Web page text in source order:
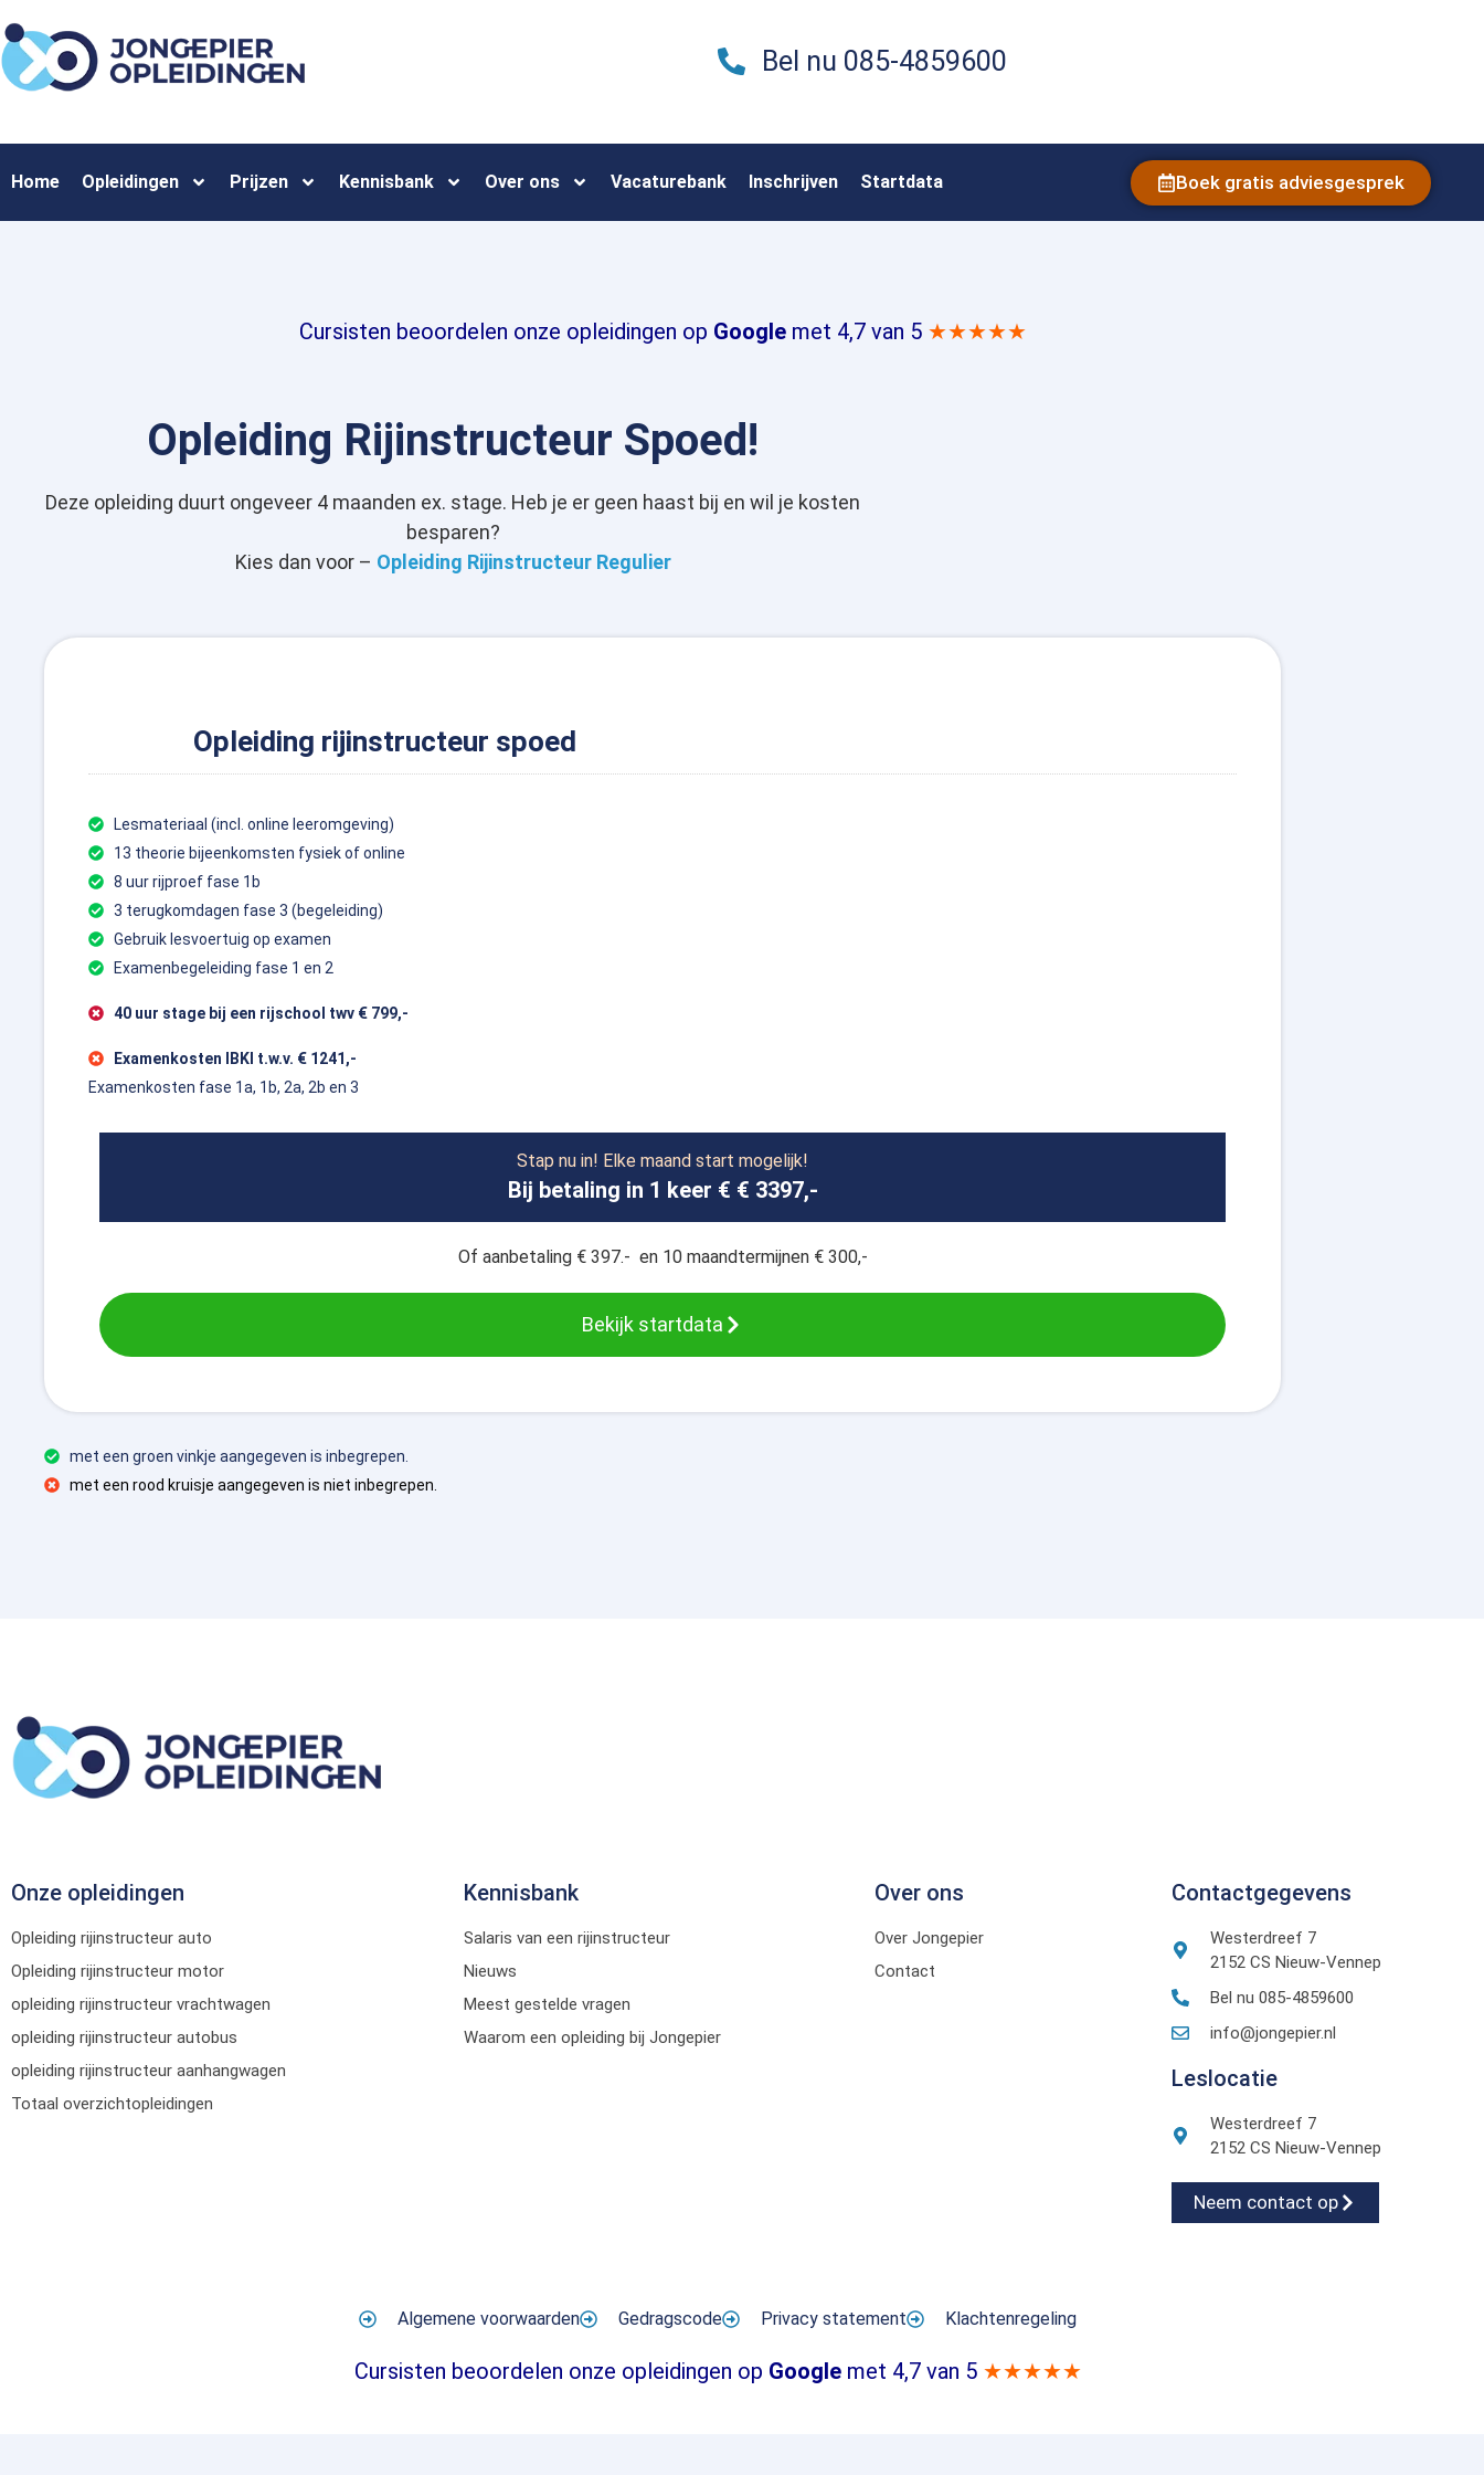
Bel nu 085-4859600
Home Opleidingen Prijzen Kennisbank Over ons Vacaturebank Inschrijven Startdata Boek gratis adviesgesprek
Cursisten beoordelen onze opleidingen op Googlemet 4,7 van 5 ★★★★★
Opleiding Rijinstructeur Spoed!
Deze opleiding duurt ongeveer 4 maanden ex. stage. Heb je er geen haast bij en wil je kosten
besparen?
Kies dan voor – Opleiding Rijinstructeur Regulier
Opleiding rijinstructeur spoed
Lesmateriaal (incl. online leeromgeving)
13 theorie bijeenkomsten fysiek of online
8 uur rijproef fase 1b
3 terugkomdagen fase 3 (begeleiding)
Gebruik lesvoertuig op examen
Examenbegeleiding fase 1 en 2
40 uur stage bij een rijschool twv € 799,-
Examenkosten IBKI t.w.v. € 1241,-
Examenkosten fase 1a, 1b, 2a, 2b en 3
Stap nu in! Elke maand start mogelijk!
Bij betaling in 1 keer € € 3397,-
Of aanbetaling € 397.- en 10 maandtermijnen € 300,-
Bekijk startdata
met een groen vinkje aangegeven is inbegrepen.
met een rood kruisje aangegeven is niet inbegrepen.
Onze opleidingen
Opleiding rijinstructeur auto
Opleiding rijinstructeur motor
opleiding rijinstructeur vrachtwagen
opleiding rijinstructeur autobus
opleiding rijinstructeur aanhangwagen
Totaal overzichtopleidingen
Kennisbank
Salaris van een rijinstructeur
Nieuws
Meest gestelde vragen
Waarom een opleiding bij Jongepier
Over ons
Over Jongepier
Contact
Contactgegevens
Westerdreef 7
2152 CS Nieuw-Vennep
Bel nu 085-4859600
info@jongepier.nl
Leslocatie
Westerdreef 7
2152 CS Nieuw-Vennep
Neem contact op
Algemene voorwaarden Gedragscode Privacy statement Klachtenregeling
Cursisten beoordelen onze opleidingen op Googlemet 4,7 van 5 ★★★★★